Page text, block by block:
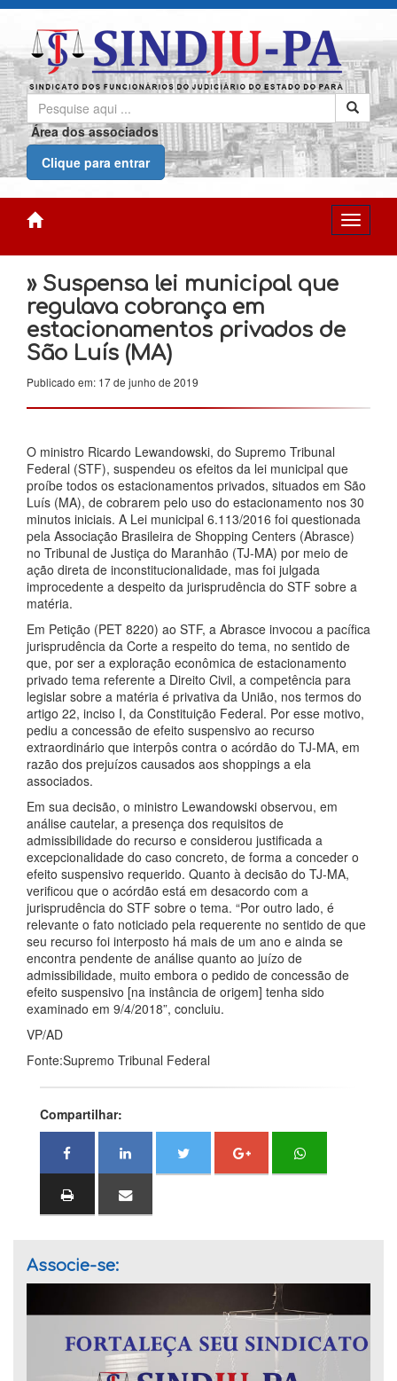
Área dos associados
Clique para entrar
» Suspensa lei municipal que
regulava cobrança em
estacionamentos privados de
São Luís (MA)
Publicado em: 17 de junho de 2019
O ministro Ricardo Lewandowski, do Supremo Tribunal
Federal (STF), suspendeu os efeitos da lei municipal que
proíbe todos os estacionamentos privados, situados em São
Luís (MA), de cobrarem pelo uso do estacionamento nos 30
minutos iniciais. A Lei municipal 6.113/2016 foi questionada
pela Associação Brasileira de Shopping Centers (Abrasce)
no Tribunal de Justiça do Maranhão (TJ-MA) por meio de
ação direta de inconstitucionalidade, mas foi julgada
improcedente a despeito da jurisprudência do STF sobre a
matéria.
Em Petição (PET 8220) ao STF, a Abrasce invocou a pacífica
jurisprudência da Corte a respeito do tema, no sentido de
que, por ser a exploração econômica de estacionamento
privado tema referente a Direito Civil, a competência para
legislar sobre a matéria é privativa da União, nos termos do
artigo 22, inciso I, da Constituição Federal. Por esse motivo,
pediu a concessão de efeito suspensivo ao recurso
extraordinário que interpôs contra o acórdão do TJ-MA, em
razão dos prejuízos causados aos shoppings a ela
associados.
Em sua decisão, o ministro Lewandowski observou, em
análise cautelar, a presença dos requisitos de
admissibilidade do recurso e considerou justificada a
excepcionalidade do caso concreto, de forma a conceder o
efeito suspensivo requerido. Quanto à decisão do TJ-MA,
verificou que o acórdão está em desacordo com a
jurisprudência do STF sobre o tema. “Por outro lado, é
relevante o fato noticiado pela requerente no sentido de que
seu recurso foi interposto há mais de um ano e ainda se
encontra pendente de análise quanto ao juízo de
admissibilidade, muito embora o pedido de concessão de
efeito suspensivo [na instância de origem] tenha sido
examinado em 9/4/2018”, concluiu.
VP/AD
Fonte:Supremo Tribunal Federal
Compartilhar:
Associe-se: